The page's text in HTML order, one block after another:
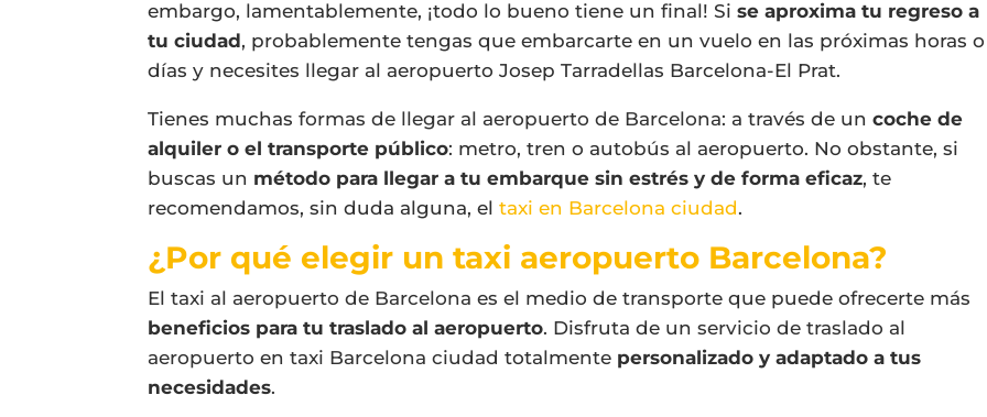
embargo, lamentablemente, ¡todo lo bueno tiene un final! Sise aproxima tu regreso a
tu ciudad, probablemente tengas que embarcarte en un vuelo en las próximas horas o
días y necesites llegar al aeropuerto Josep Tarradellas Barcelona-El Prat.
Tienes muchasformas de llegar al aeropuerto de Barcelona: a través de un coche de
alquiler o el transporte público: metro, tren o autobús al aeropuerto. No obstante, si
buscas un método para llegar a tu embarque sin estrés y de forma eficaz, te
recomendamos, sin duda alguna, el taxi en Barcelona ciudad.
¿Por qué elegir un taxi aeropuerto Barcelona?
Eltaxi al aeropuerto de Barcelona es el medio de transporte que puede ofrecerte más
beneficios para tu traslado al aeropuerto. Disfruta de unservicio de traslado al
aeropuerto entaxi Barcelona ciudad totalmente personalizado y adaptado a tus
necesidades.